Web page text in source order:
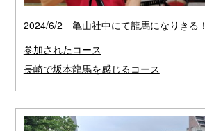
2024/6/2 亀山社中にて龍馬になりきる！
参加されたコース
長崎で坂本龍馬を感じるコース